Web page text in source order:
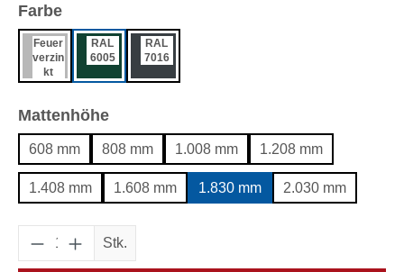
Farbeauswählen
Feuer
verzin
kt
RAL
6005
RAL
7016
Mattenhöheauswählen
608 mm 808 mm 1.008 mm 1.208 mm
1.408 mm 1.608 mm 1.830 mm 2.030 mm
Produkt Anzahl: Gib den gewünschten
Stk.